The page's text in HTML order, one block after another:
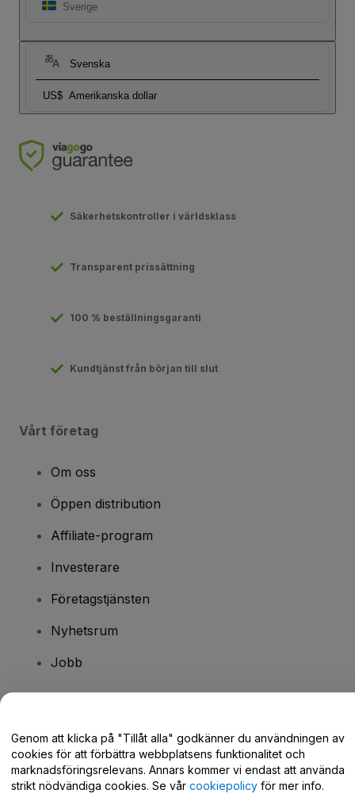
Sverige
Svenska
US$ Amerikanska dollar
Säkerhetskontroller i världsklass
Transparent prissättning
100 % beställningsgaranti
Kundtjänst från början till slut
Vårt företag
Om oss
Öppen distribution
Affiliate-program
Investerare
Företagstjänsten
Nyhetsrum
Jobb
Hjälpcenter / Kontakta oss
Genom att klicka på "Tillåt alla" godkänner du användningen av
cookies för att förbättra webbplatsens funktionalitet och
marknadsföringsrelevans. Annars kommer vi endast att använda
strikt nödvändiga cookies. Se vår cookiepolicy för mer info.